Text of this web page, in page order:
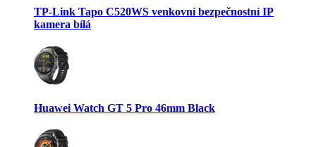
TP-Link Tapo C520WS venkovní bezpečnostní IP
kamera bílá
Huawei Watch GT 5 Pro 46mm Black